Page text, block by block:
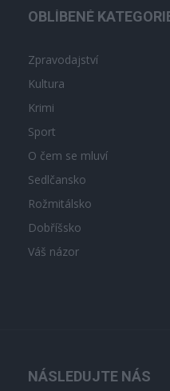
OBLÍBENÉ
Zpravodajství
Kultura
Krimi
Sport
O čem se mluví
Sedlčansko
Rožmitálsko
Dobříšsko
Váš názor
NÁSLEDUJTE NÁS